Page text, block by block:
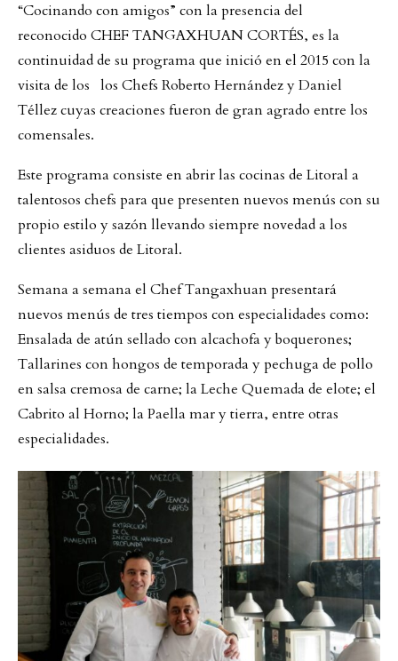
“Cocinando con amigos” con la presencia del
reconocido CHEF TANGAXHUAN CORTÉS, es la
continuidad de su programa que inició en el 2015 con la
visita de los los Chefs Roberto Hernández y Daniel
Téllez cuyas creaciones fueron de gran agrado entre los
comensales.
Este programa consiste en abrir las cocinas de Litoral a
talentosos chefs para que presenten nuevos menús con su
propio estilo y sazón llevando siempre novedad a los
clientes asiduos de Litoral.
Semana a semana el Chef Tangaxhuan presentará
nuevos menús de tres tiempos con especialidades como:
Ensalada de atún sellado con alcachofa y boquerones;
Tallarines con hongos de temporada y pechuga de pollo
en salsa cremosa de carne; la Leche Quemada de elote; el
Cabrito al Horno; la Paella mar y tierra, entre otras
especialidades.